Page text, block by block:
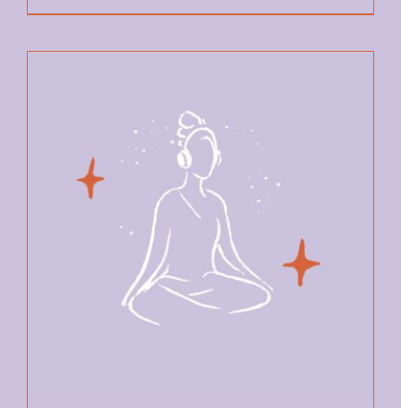
TOEVOEGEN AAN WINKELWAGEN